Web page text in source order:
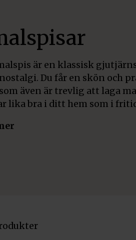
är en klassisk
Du får en skön och
även är trevlig att laga
lika bra i ditt hem som i